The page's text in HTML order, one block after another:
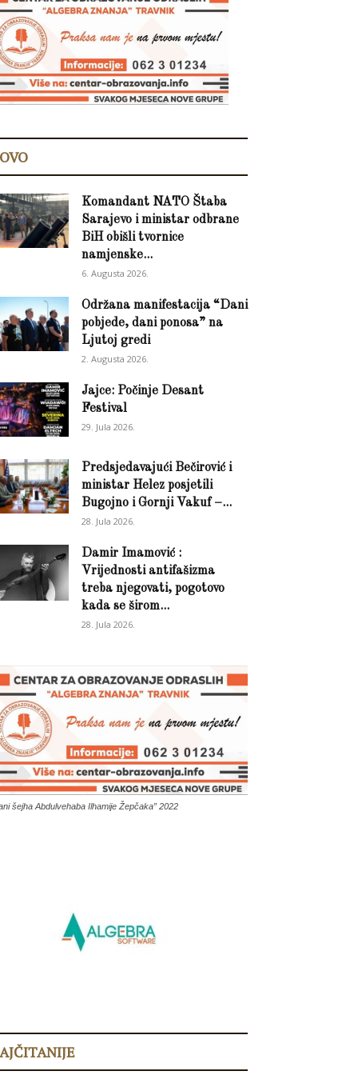
Komandant NATO Štaba
Sarajevo i ministar odbrane
BiH obišli tvornice
namjenske...
6. Augusta 2026.
Održana manifestacija “Dani
pobjede, dani ponosa” na
Ljutoj gredi
2. Augusta 2026.
Jajce: Počinje Desant
Festival
29. Jula 2026.
Predsjedavajući Bečirović i
ministar Helez posjetili
Bugojno i Gornji Vakuf –...
28. Jula 2026.
Damir Imamović :
Vrijednosti antifašizma
treba njegovati, pogotovo
kada se širom...
28. Jula 2026.
šejha Abdulvehaba Ilhamije Žepčaka” 2022